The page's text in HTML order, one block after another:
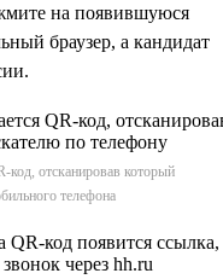
на появившуюся
браузер, а кандидат
код, отсканировав который
телефона